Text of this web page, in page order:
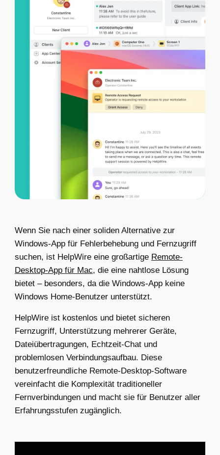
Wenn Sie nach einer soliden Alternative zur
Windows-App für Fehlerbehebung und Fernzugriff
suchen, ist HelpWire eine großartige Remote-
Desktop-App für Mac, die eine nahtlose Lösung
bietet – besonders, da die Windows-App keine
Windows Home-Benutzer unterstützt.
HelpWire ist kostenlos und bietet sicheren
Fernzugriff, Unterstützung mehrerer Geräte,
Dateiübertragungen, Echtzeit-Chat und
problemlosen Verbindungsaufbau. Diese
benutzerfreundliche Remote-Desktop-Software
vereinfacht die Komplexität traditioneller
Fernverbindungen und macht sie für Benutzer aller
Erfahrungsstufen zugänglich.